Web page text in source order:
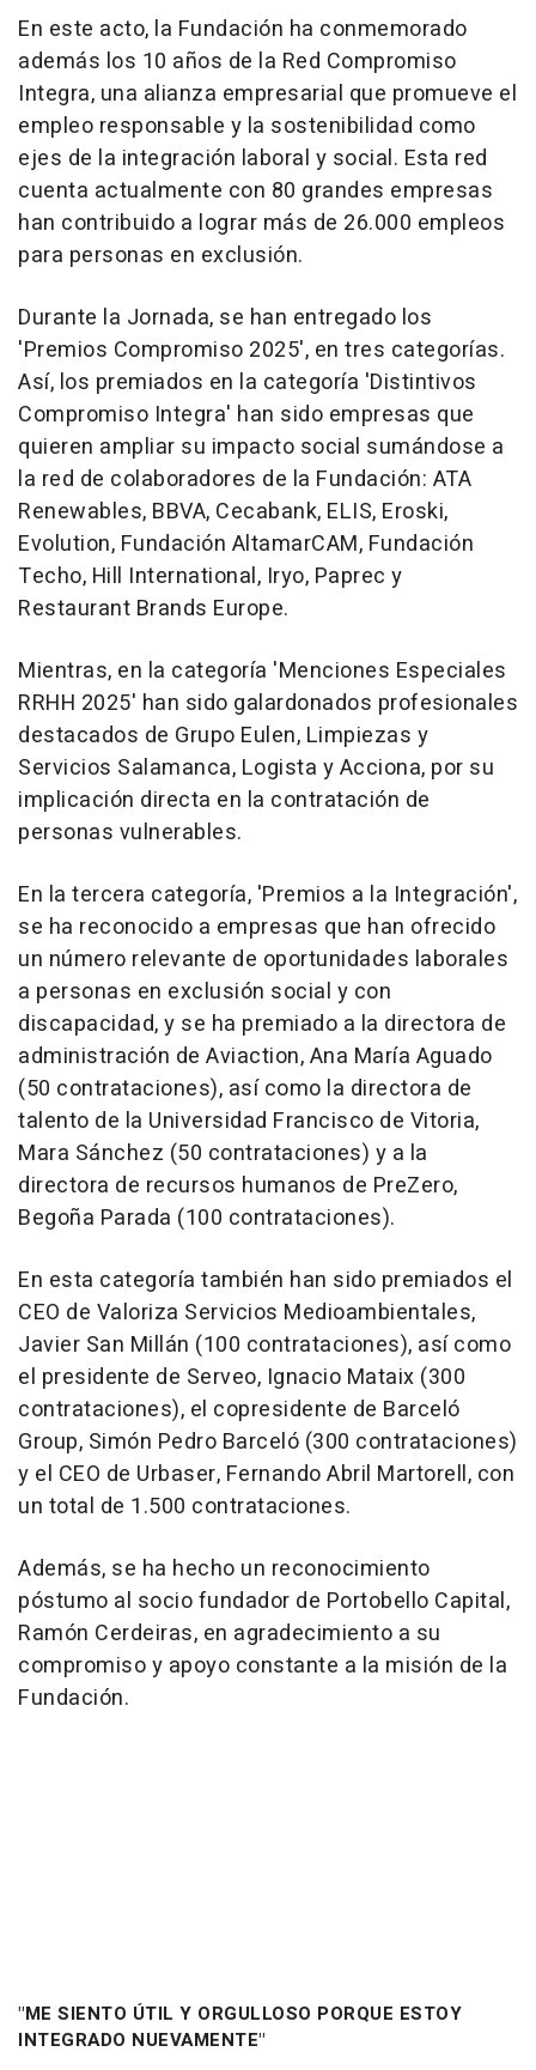
En este acto, la Fundación ha conmemorado
además los 10 años de la Red Compromiso
Integra, una alianza empresarial que promueve el
empleo responsable y la sostenibilidad como
ejes de la integración laboral y social. Esta red
cuenta actualmente con 80 grandes empresas
han contribuido a lograr más de 26.000 empleos
para personas en exclusión.
Durante la Jornada, se han entregado los
'Premios Compromiso 2025', en tres categorías.
Así, los premiados en la categoría 'Distintivos
Compromiso Integra' han sido empresas que
quieren ampliar su impacto social sumándose a
la red de colaboradores de la Fundación: ATA
Renewables, BBVA, Cecabank, ELIS, Eroski,
Evolution, Fundación AltamarCAM, Fundación
Techo, Hill International, Iryo, Paprec y
Restaurant Brands Europe.
Mientras, en la categoría 'Menciones Especiales
RRHH 2025' han sido galardonados profesionales
destacados de Grupo Eulen, Limpiezas y
Servicios Salamanca, Logista y Acciona, por su
implicación directa en la contratación de
personas vulnerables.
En la tercera categoría, 'Premios a la Integración',
se ha reconocido a empresas que han ofrecido
un número relevante de oportunidades laborales
a personas en exclusión social y con
discapacidad, y se ha premiado a la directora de
administración de Aviaction, Ana María Aguado
(50 contrataciones), así como la directora de
talento de la Universidad Francisco de Vitoria,
Mara Sánchez (50 contrataciones) y a la
directora de recursos humanos de PreZero,
Begoña Parada (100 contrataciones).
En esta categoría también han sido premiados el
CEO de Valoriza Servicios Medioambientales,
Javier San Millán (100 contrataciones), así como
el presidente de Serveo, Ignacio Mataix (300
contrataciones), el copresidente de Barceló
Group, Simón Pedro Barceló (300 contrataciones)
y el CEO de Urbaser, Fernando Abril Martorell, con
un total de 1.500 contrataciones.
Además, se ha hecho un reconocimiento
póstumo al socio fundador de Portobello Capital,
Ramón Cerdeiras, en agradecimiento a su
compromiso y apoyo constante a la misión de la
Fundación.
"ME SIENTO ÚTIL Y ORGULLOSO PORQUE ESTOY
INTEGRADO NUEVAMENTE"